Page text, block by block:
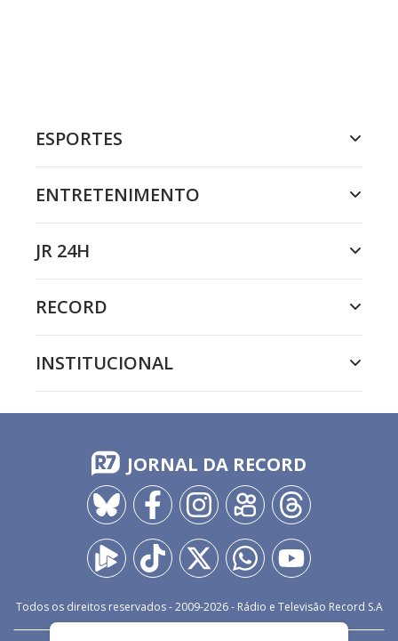
ESPORTES
ENTRETENIMENTO
JR 24H
RECORD
INSTITUCIONAL
JORNAL DA RECORD
Todos os direitos reservados - 2009-2026- Rádio e Televisão Record S.A